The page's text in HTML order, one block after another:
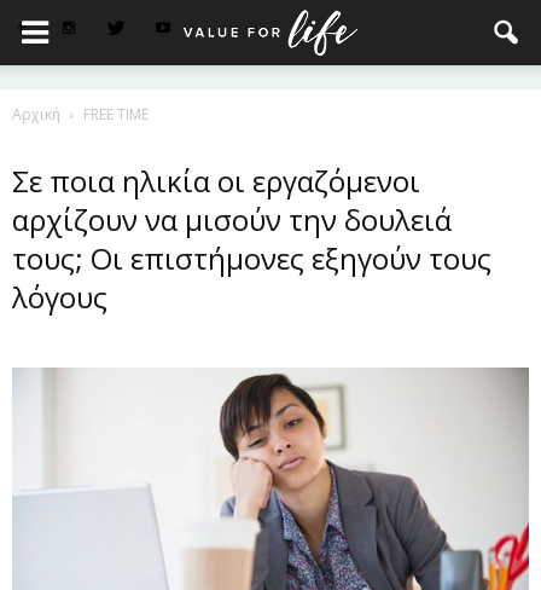
Αρχική FREE TIME
Σε ποια ηλικία οι εργαζόμενοι
αρχίζουν να μισούν την δουλειά
τους; Οι επιστήμονες εξηγούν τους
λόγους